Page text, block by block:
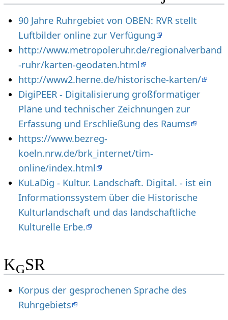
90 Jahre Ruhrgebiet von OBEN: RVR stellt
Luftbilder online zur Verfügung
http://www.metropoleruhr.de/regionalverband
-ruhr/karten-geodaten.html
http://www2.herne.de/historische-karten/
DigiPEER - Digitalisierung großformatiger
Pläne und technischer Zeichnungen zur
Erfassung und Erschließung des Raums
https://www.bezreg-
koeln.nrw.de/brk_internet/tim-
online/index.html
KuLaDig - Kultur. Landschaft. Digital. - ist ein
Informationssystem über die Historische
Kulturlandschaft und das landschaftliche
Kulturelle Erbe.
KGSR
Korpus der gesprochenen Sprache des
Ruhrgebiets